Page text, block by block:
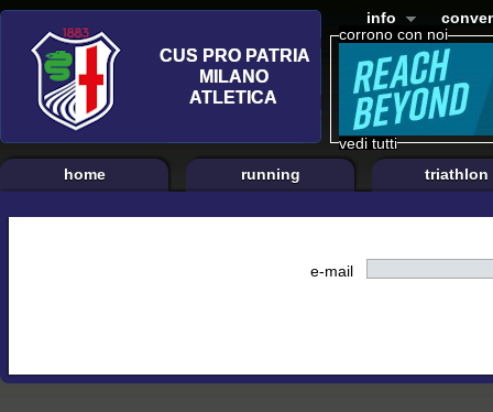
corrono con noi
vedi tutti
info
home running triathlon
e-mail